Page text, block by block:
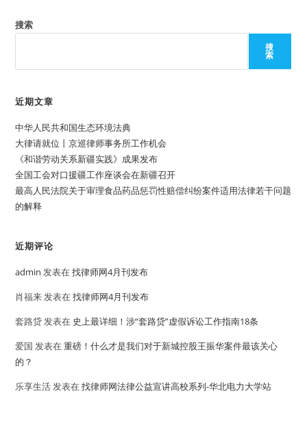
搜索
搜
索
近期文章
中华人民共和国生态环境法典
大律请就位丨京巡律师事务所工作机会
《和谐劳动关系新疆实践》成果发布
全国工会对口援疆工作座谈会在新疆召开
最高人民法院关于审理食品药品惩罚性赔偿纠纷案件适用法律若干问题
的解释
近期评论
admin 发表在找律师网4月刊发布
肖福来 发表在找律师网4月刊发布
套路贷 发表在 史上最详细！涉“套路贷”虚假诉讼工作指南18条
爱国 发表在重磅！什么才是我们对于新城控股王振华案件最该关心
的？
乐享生活 发表在找律师网法律公益宣讲高校系列-华北电力大学站